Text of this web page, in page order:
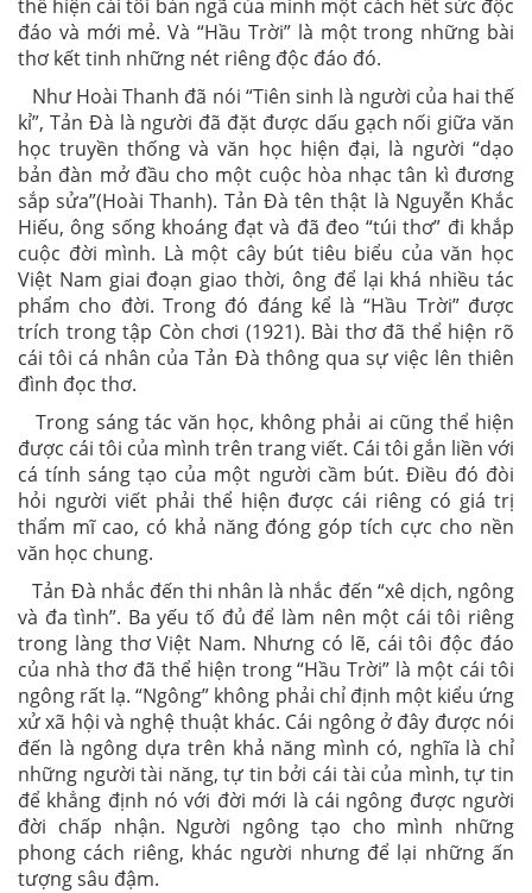
thể hiện cái tôi bản ngã của mình một cách hết sức độc
đáo và mới mẻ. Và “Hầu Trời” là một trong những bài
thơ kết tinh những nét riêng độc đáo đó.
Như Hoài Thanh đã nói “Tiên sinh là người của hai thế
kỉ”, Tản Đà là người đã đặt được dấu gạch nối giữa văn
học truyền thống và văn học hiện đại, là người “dạo
bản đàn mở đầu cho một cuộc hòa nhạc tân kì đương
sắp sửa”(Hoài Thanh). Tản Đà tên thật là Nguyễn Khắc
Hiếu, ông sống khoáng đạt và đã đeo “túi thơ” đi khắp
cuộc đời mình. Là một cây bút tiêu biểu của văn học
Việt Nam giai đoạn giao thời, ông để lại khá nhiều tác
phẩm cho đời. Trong đó đáng kể là “Hầu Trời” được
trích trong tập Còn chơi (1921). Bài thơ đã thể hiện rõ
cái tôi cá nhân của Tản Đà thông qua sự việc lên thiên
đình đọc thơ.
Trong sáng tác văn học, không phải ai cũng thể hiện
được cái tôi của mình trên trang viết. Cái tôi gắn liền với
cá tính sáng tạo của một người cầm bút. Điều đó đòi
hỏi người viết phải thể hiện được cái riêng có giá trị
thẩm mĩ cao, có khả năng đóng góp tích cực cho nền
văn học chung.
Tản Đà nhắc đến thi nhân là nhắc đến “xê dịch, ngông
và đa tình”. Ba yếu tố đủ để làm nên một cái tôi riêng
trong làng thơ Việt Nam. Nhưng có lẽ, cái tôi độc đáo
của nhà thơ đã thể hiện trong “Hầu Trời” là một cái tôi
ngông rất lạ. “Ngông” không phải chỉ định một kiểu ứng
xử xã hội và nghệ thuật khác. Cái ngông ở đây được nói
đến là ngông dựa trên khả năng mình có, nghĩa là chỉ
những người tài năng, tự tin bởi cái tài của mình, tự tin
để khẳng định nó với đời mới là cái ngông được người
đời chấp nhận. Người ngông tạo cho mình những
phong cách riêng, khác người nhưng để lại những ấn
tượng sâu đậm.